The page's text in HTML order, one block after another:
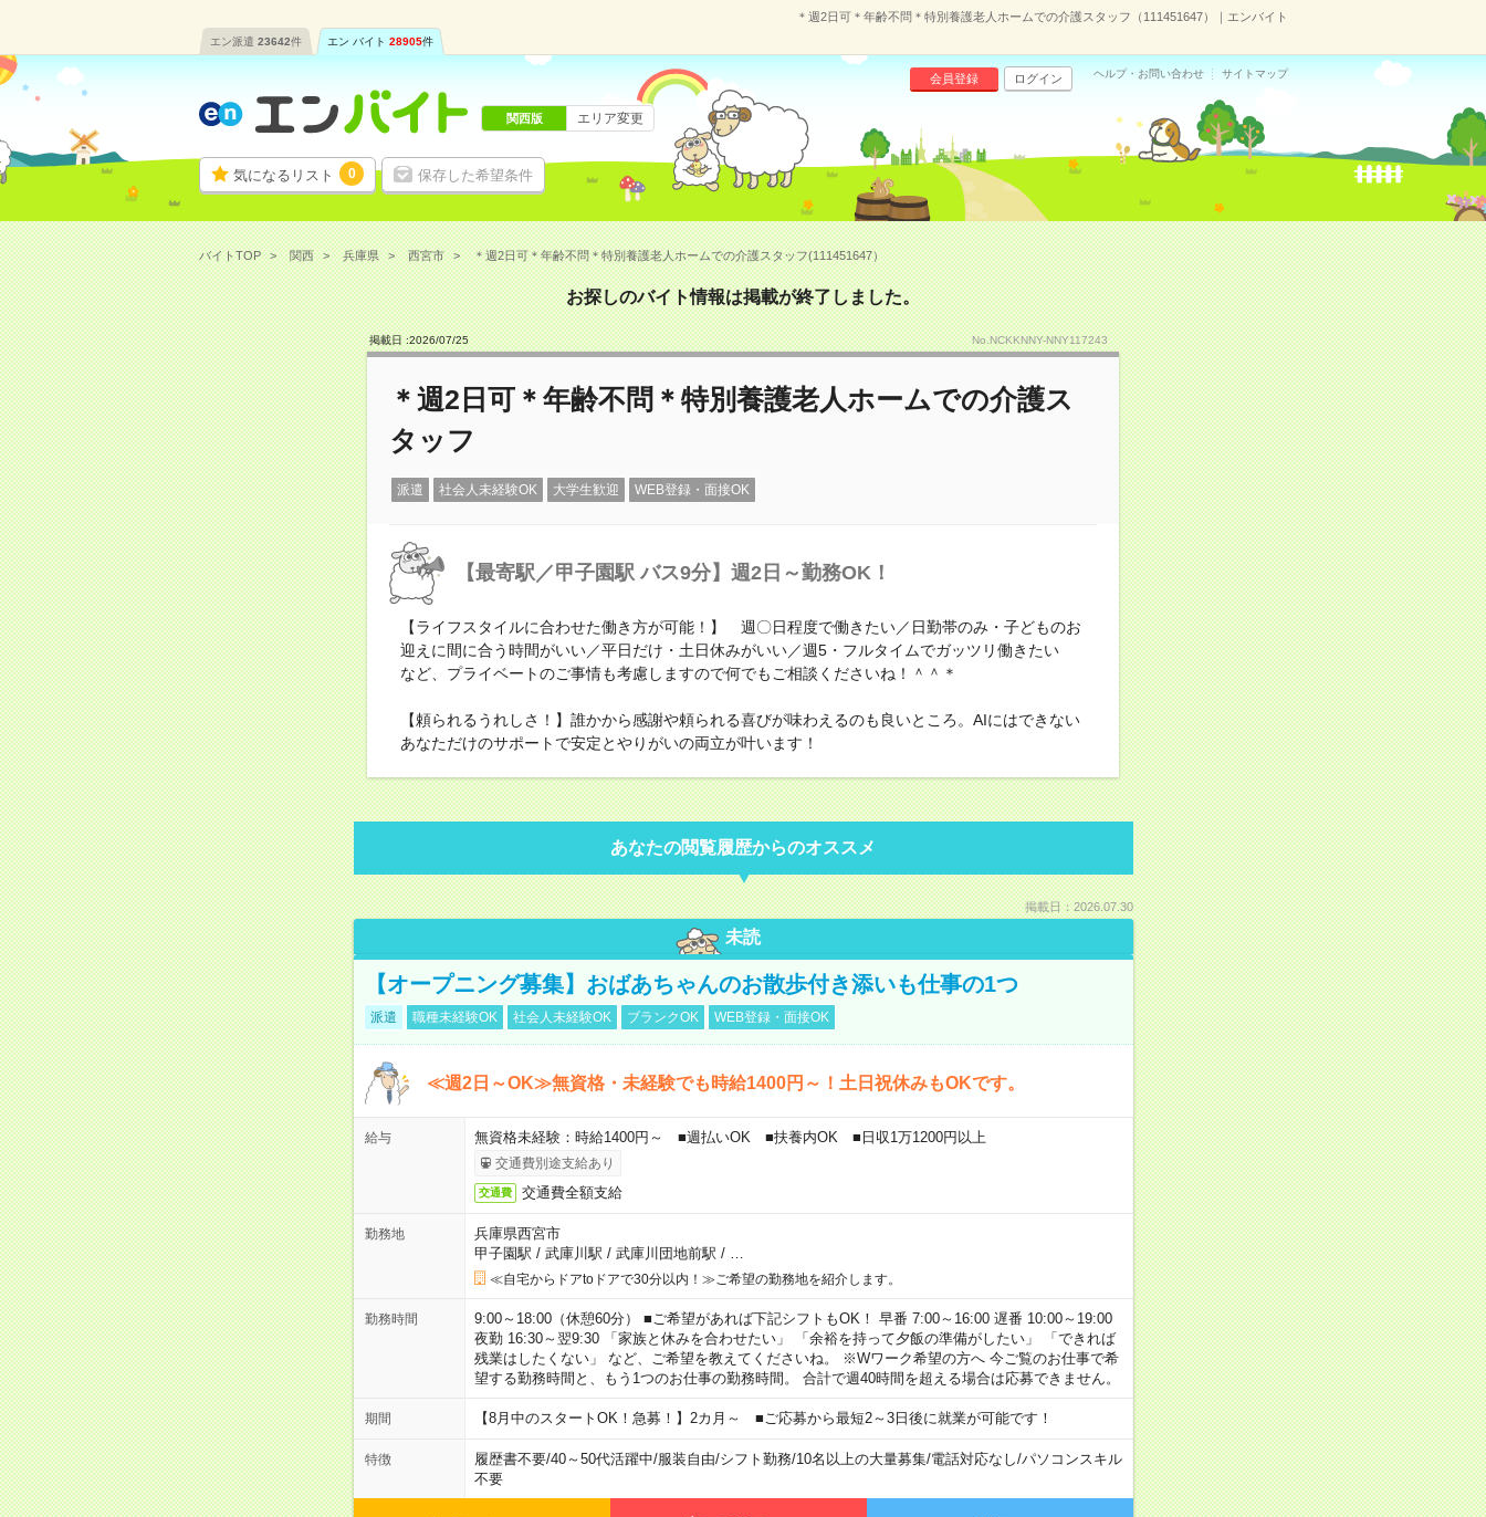
＊週2日可＊年齢不問＊特別養護老人ホームでの介護スタッフ（111451647）｜エンバイト
エン派遣 23642件 エン バイト 28905件
気になるリスト 0 保存した希望条件
会員登録 ログイン ヘルプ・お問い合わせ サイトマップ
関西版 エリア変更
バイトTOP 関西 兵庫県 西宮市 ＊週2日可＊年齢不問＊特別養護老人ホームでの介護スタッフ(111451647）
お探しのバイト情報は掲載が終了しました。
掲載日 :2026/07/25 No.NCKKNNY-NNY117243
＊週2日可＊年齢不問＊特別養護老人ホームでの介護ス
タッフ
派遣 社会人未経験OK 大学生歓迎 WEB登録・面接OK
【最寄駅／甲子園駅 バス9分】週2日～勤務OK！
【ライフスタイルに合わせた働き方が可能！】 週〇日程度で働きたい／日勤帯のみ・子どものお
迎えに間に合う時間がいい／平日だけ・土日休みがいい／週5・フルタイムでガッツリ働きたい
など、プライベートのご事情も考慮しますので何でもご相談くださいね！＾＾＊
【頼られるうれしさ！】誰かから感謝や頼られる喜びが味わえるのも良いところ。AIにはできない
あなただけのサポートで安定とやりがいの両立が叶います！
あなたの閲覧履歴からのオススメ
掲載日：2026.07.30
未読
【オープニング募集】おばあちゃんのお散歩付き添いも仕事の1つ
派遣 職種未経験OK 社会人未経験OK ブランクOK WEB登録・面接OK
≪週2日～OK≫無資格・未経験でも時給1400円～！土日祝休みもOKです。
給与 無資格未経験：時給1400円～ ■週払いOK ■扶養内OK ■日収1万1200円以上
交通費別途支給あり
交通費 交通費全額支給
勤務地
兵庫県西宮市
甲子園駅 / 武庫川駅 / 武庫川団地前駅 /
≪自宅からドアtoドアで30分以内！≫ご希望の勤務地を紹介します。
勤務時間
9:00～18:00（休憩60分） ■ご希望があれば下記シフトもOK！ 早番 7:00～16:00 遅番 10:00～19:00
夜勤 16:30～翌9:30 「家族と休みを合わせたい」 「余裕を持って夕飯の準備がしたい」 「できれば
残業はしたくない」 など、ご希望を教えてくださいね。 ※Wワーク希望の方へ 今ご覧のお仕事で希
望する勤務時間と、もう1つのお仕事の勤務時間。 合計で週40時間を超える場合は応募できません。
期間 【8月中のスタートOK！急募！】2カ月～ ■ご応募から最短2～3日後に就業が可能です！
特徴 履歴書不要/40～50代活躍中/服装自由/シフト勤務/10名以上の大量募集/電話対応なし/パソコンスキル
不要